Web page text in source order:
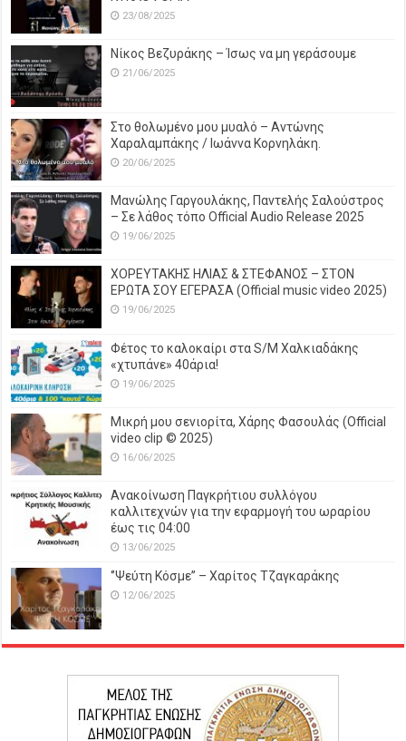
23/08/2025
Νίκος Βεζυράκης – Ίσως να μη γεράσουμε
21/06/2025
Στο θολωμένο μου μυαλό – Αντώνης
Χαραλαμπάκης / Ιωάννα Κορνηλάκη.
20/06/2025
Μανώλης Γαργουλάκης, Παντελής Σαλούστρος
– Σε λάθος τόπο Official Audio Release 2025
19/06/2025
ΧΟΡΕΥΤΑΚΗΣ ΗΛΙΑΣ & ΣΤΕΦΑΝΟΣ – ΣΤΟΝ
ΕΡΩΤΑ ΣΟΥ ΕΓΕΡΑΣΑ (Official music video 2025)
19/06/2025
Φέτος το καλοκαίρι στα S/M Χαλκιαδάκης
«χτυπάνε» 40άρια!
19/06/2025
Μικρή μου σενιορίτα, Χάρης Φασουλάς (Official
video clip © 2025)
16/06/2025
Ανακοίνωση Παγκρήτιου συλλόγου
καλλιτεχνών για την εφαρμογή του ωραρίου
έως τις 04:00
13/06/2025
‘’Ψεύτη Κόσμε’’ – Χαρίτος Τζαγκαράκης
12/06/2025